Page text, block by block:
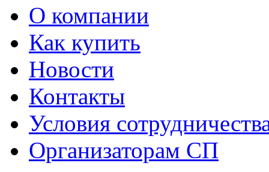
О компании
Как купить
Новости
Контакты
Условия
Организаторам СП